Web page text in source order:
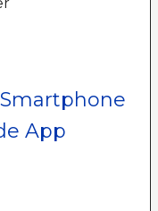
Smartphone
App